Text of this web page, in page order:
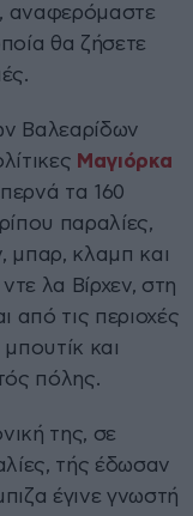
αναφερόμαστε
θα ζήσετε
Βαλεαρίδων
Μαγιόρκα
τα 160
παραλίες,
μπαρ, κλαμπ και
λα Βίρχεν, στη
από τις περιοχές
και
πόλης.
της, σε
τής έδωσαν
έγινε γνωστή